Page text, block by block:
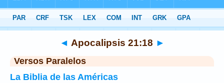
>Apocalipsis >Capítulo 21 > Verso 18
◄ Apocalipsis 21:18 ►
Versos Paralelos
La Biblia de las Américas